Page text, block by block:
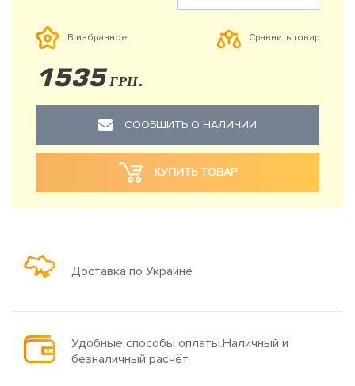
В избранное Сравнить товар
1535 ГРН.
СООБЩИТЬ О НАЛИЧИИ
КУПИТЬ ТОВАР
Доставка по Украине
Удобные способы оплаты.Наличный и
безналичный расчёт.